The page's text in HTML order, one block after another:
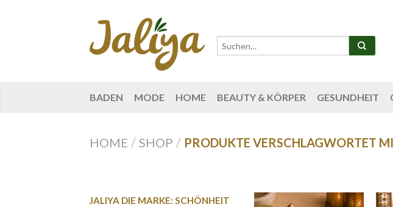
BADEN MODE HOME BEAUTY & KÖRPER GESUNDHEIT
HOME / SHOP / PRODUKTE VERSCHLAGWORTET
JALIYA DIE MARKE: SCHÖNHEIT